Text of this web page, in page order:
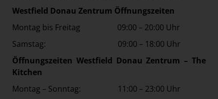
Westfield Donau Zentrum Öffnungszeiten
Montag bis Freitag 09:00 – 20:00 Uhr
Samstag: 09:00 – 18:00 Uhr
Öffnungszeiten Westfield Donau Zentrum – The
Kitchen
Montag – Sonntag: 11:00 – 23:00 Uhr